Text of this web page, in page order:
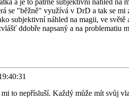
se "běžně" využívá v DrD a tak se
subjektivní náhled na magii, ve
ddobře napsaný a na
to nepřísluší. Každý může mít svůj